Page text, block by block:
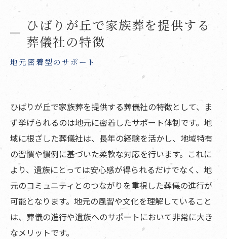
ひばりが丘で家族葬を提供する
葬儀社の特徴
地元密着型のサポート
ひばりが丘で家族葬を提供する葬儀社の特徴として、ま
ず挙げられるのは地元に密着したサポート体制です。地
域に根ざした葬儀社は、長年の経験を活かし、地域特有
の習慣や慣例に基づいた柔軟な対応を行います。これに
より、遺族にとっては安心感が得られるだけでなく、地
元のコミュニティとのつながりを重視した葬儀の進行が
可能となります。地元の風習や文化を理解していること
は、葬儀の進行や遺族へのサポートにおいて非常に大き
なメリットです。